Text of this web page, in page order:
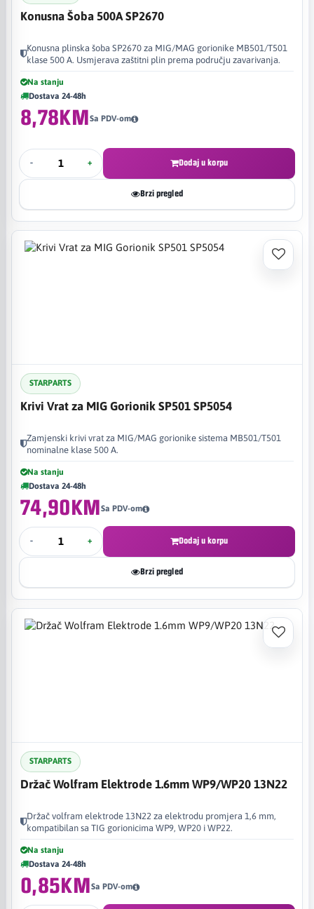
Konusna Šoba 500A SP2670
Konusna plinska šoba SP2670 za MIG/MAG gorionike MB501/T501
klase 500 A. Usmjerava zaštitni plin prema području zavarivanja.
Na stanju
Dostava 24-48h
8,78KMSa PDV-om
- + Dodaj u korpu
Brzi pregled
STARPARTS
Krivi Vrat za MIG Gorionik SP501 SP5054
Zamjenski krivi vrat za MIG/MAG gorionike sistema MB501/T501
nominalne klase 500 A.
Na stanju
Dostava 24-48h
74,90KMSa PDV-om
- + Dodaj u korpu
Brzi pregled
STARPARTS
Držač Wolfram Elektrode 1.6mm WP9/WP20 13N22
Držač volfram elektrode 13N22 za elektrodu promjera 1,6 mm,
kompatibilan sa TIG gorionicima WP9, WP20 i WP22.
Na stanju
Dostava 24-48h
0,85KMSa PDV-om